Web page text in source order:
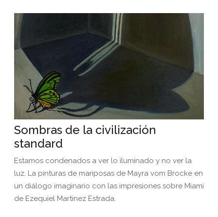
Sombras de la civilización
standard
Estamos condenados a ver lo iluminado y no ver la
luz. La pinturas de mariposas de Mayra vom Brocke en
un diálogo imaginario con las impresiones sobre Miami
de Ezequiel Martínez Estrada.